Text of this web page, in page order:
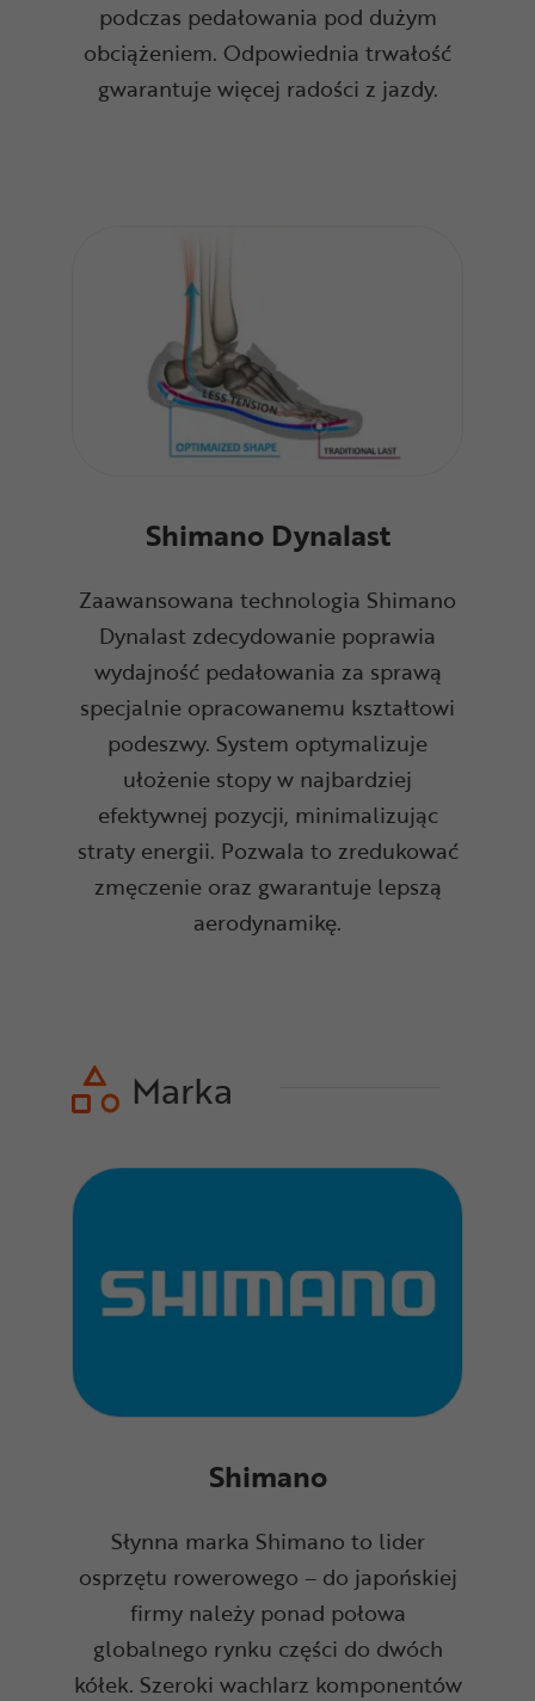
podczas pedałowania pod dużym
obciążeniem. Odpowiednia trwałość
gwarantuje więcej radości z jazdy.
Shimano Dynalast
Zaawansowana technologia Shimano
Dynalast zdecydowanie poprawia
wydajność pedałowania za sprawą
specjalnie opracowanemu kształtowi
podeszwy. System optymalizuje
ułożenie stopy w najbardziej
efektywnej pozycji, minimalizując
straty energii. Pozwala to zredukować
zmęczenie oraz gwarantuje lepszą
aerodynamikę.
Marka
Shimano
Słynna marka Shimano to lider
osprzętu rowerowego – do japońskiej
firmy należy ponad połowa
globalnego rynku części do dwóch
kółek. Szeroki wachlarz komponentów